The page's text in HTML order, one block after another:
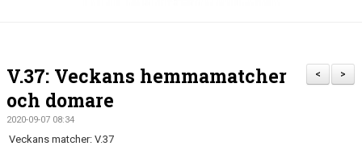
KALENDER
BILDGALLERI
>
<
V.37: Veckans hemmamatcher
och domare
2020-09-07 08:34
Veckans matcher: V.37